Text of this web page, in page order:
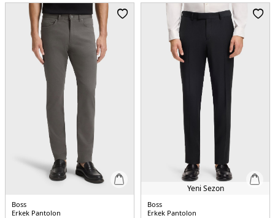
Boss
Erkek Pantolon
Yeni Sezon
Boss
Erkek Pantolon